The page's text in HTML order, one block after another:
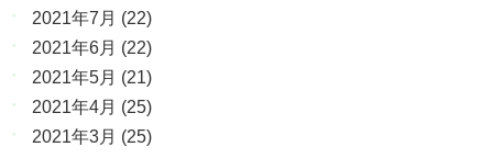
2021年7月 (22)
2021年6月 (22)
2021年5月 (21)
2021年4月 (25)
2021年3月 (25)